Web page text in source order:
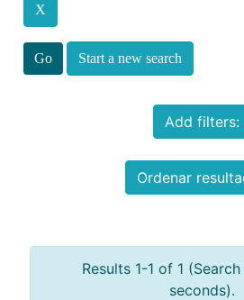
Start a new search
Add filters:
Ordenar
Results 1-1 of 1
seconds).